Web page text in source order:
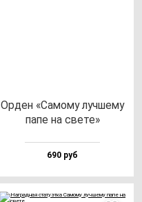
Орден «Само­му луч­ше­му
па­пе на све­те»
690 руб